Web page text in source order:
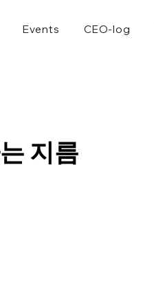
Events CEO-log
지름